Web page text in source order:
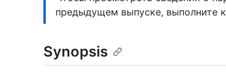
предыдущем выпуске, выполните
Synopsis